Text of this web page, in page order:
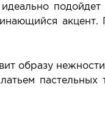
акцент.
образу